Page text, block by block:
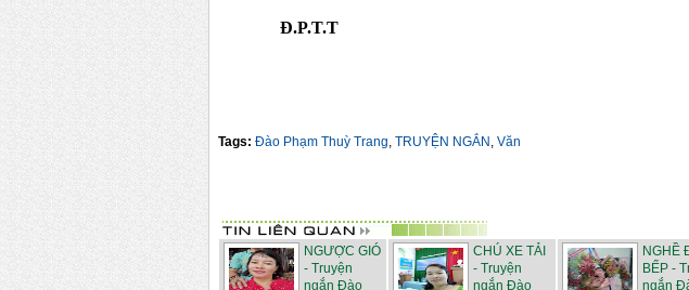
Đ.P.T.T
Tags: Đào Phạm Thuỳ Trang, TRUYỆN NGẮN , Văn
NGƯỢC GIÓ
- Truyện
ngắn Đào
CHÚ XE TẢI
- Truyện
ngắn Đào
NGHỀ
BẾP -
ngắn